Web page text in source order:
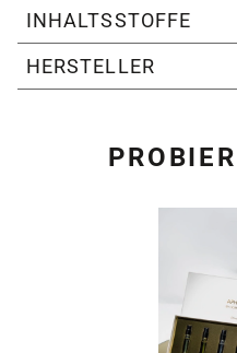
INHALTSSTOFFE
HERSTELLER